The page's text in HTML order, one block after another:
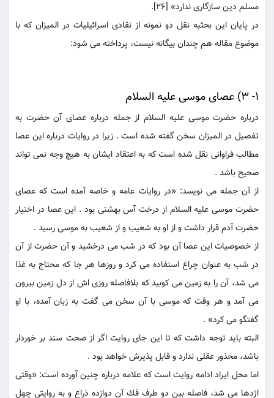
مسلم دين سازگارى ندارد» [26].
در پايان اين بحث‏به نقل دو نمونه از نقادى اسرائيليات در الميزان كه با
موضوع مقاله هم چندان بيگانه نيست، پرداخته مى شود:
1- 3) عصاى موسى عليه السلام
درباره حضرت موسى عليه السلام از جمله درباره عصاى آن حضرت به
تفصيل در الميزان سخن گفته شده است . زيرا در روايات درباره اين عصا
مطالب فراوانى نقل شده است كه به اعتقاد ايشان به هيچ وجه نمى تواند
صحيح باشد .
از آن جمله مى نويسد: «در روايات عامه و خاصه آمده است كه عصاى
حضرت موسى عليه السلام از درخت آس بهشتى بود . اين عصا در اختيار
حضرت آدم قرار داشت و از او به شعيب و از شعيب به موسى رسيد .
از خصوصيات اين عصا آن بود كه در شب مى درخشيد و آن حضرت از آن
در شب به عنوان چراغ استفاده می كرد و روزها هر جا كه محتاج به غذا
می شد، آن را به زمين می كوبيد كه بلافاصله روزی اش از دل زمين بيرون
مى آمد و هر وقت كه موسى با آن سخن می گفت به زبان آمده، با او
گفتگو می كرد» .
البته بايد توجه داشت كه تا اين جاى روايت اگر از صحت سند بر خوردار
باشد، محذور عقلى ندارد و قابل پذيرش خواهد بود .
اما محل ايراد ادامه روايت است كه علامه درباره چنين آورده است: «وقتى
اژدها می شد، فاصله بين دو طرف فك آن دوازده ذراع و به روايتى چهل